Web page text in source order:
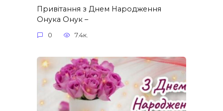
Привітання з Днем Народження
Онука Онук –
0 7.4к.